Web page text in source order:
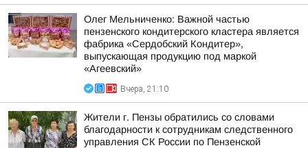
Олег Мельниченко: Важной частью
пензенского кондитерского кластера является
фабрика «Сердобский Кондитер»,
выпускающая продукцию под маркой
«Агеевский»
Вчера, 21:10
Жители г. Пензы обратились со словами
благодарности к сотрудникам следственного
управления СК России по Пензенской